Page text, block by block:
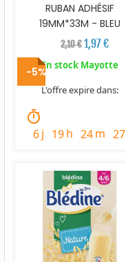
RUBAN ADHÉSIF
19MM*33M - BLEU
2,10 €1,97 €
En stock Mayotte
L'offre expire dans:
timer
6j 19h 24m 26
-5%